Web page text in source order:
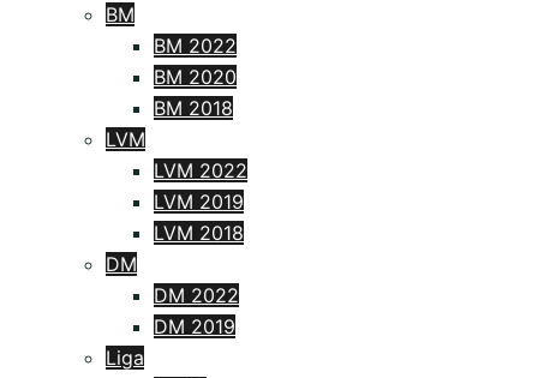
BM
BM 2022
BM 2020
BM 2018
LVM
LVM 2022
LVM 2019
LVM 2018
DM
DM 2022
DM 2019
Liga